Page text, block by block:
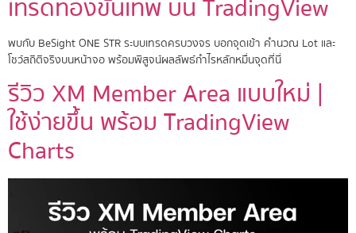
เทรดทองขั้นเทพ บน TradingView
พบกับ BeSight ONE STR ระบบเทรดครบวงจร บอกจุดเข้า คำนวณ Lot และ
โชว์สถิติจริงบนหน้าจอ พร้อมพิสูจน์ผลลัพธ์กำไรหลักหมื่นจุดที่นี่
รีวิว XM Member Area แบบใหม่ |
ใช้ง่ายขึ้น พร้อม TradingView
Charts